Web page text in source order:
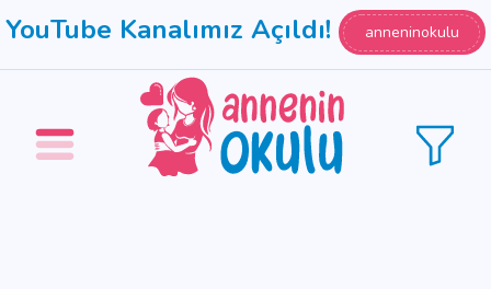
YouTube Kanalımız Açıldı! anneninokulu